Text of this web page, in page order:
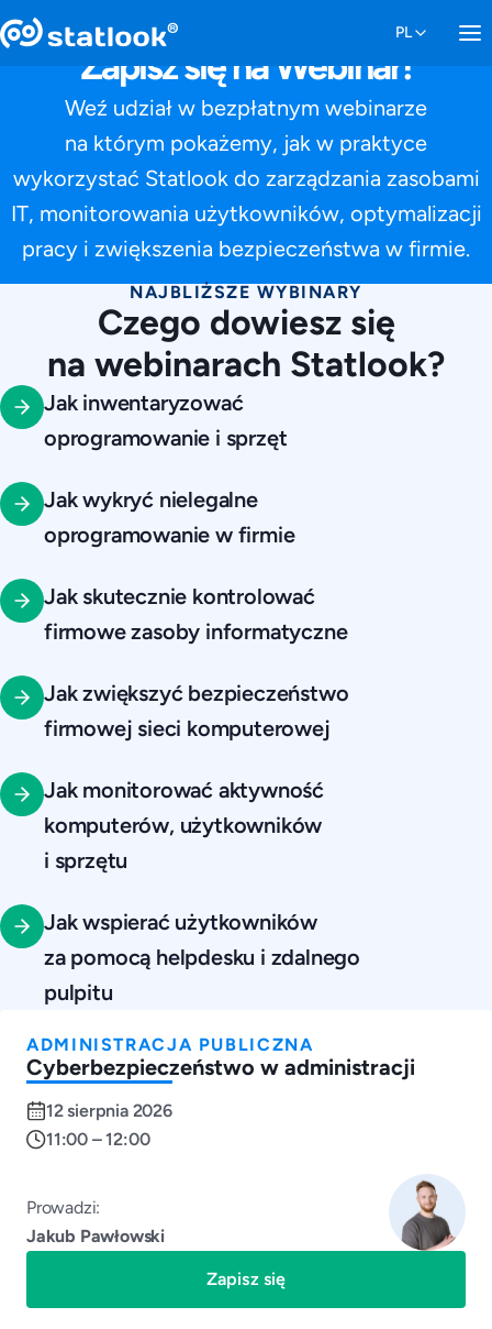
Zapisz się na Webinar!
Weź udział w bezpłatnym webinarze
na którym pokażemy, jak w praktyce
wykorzystać Statlook do zarządzania zasobami
IT, monitorowania użytkowników, optymalizacji
pracy i zwiększenia bezpieczeństwa w firmie.
NAJBLIŻSZE WYBINARY
Czego dowiesz się
na webinarach Statlook?
Jak inwentaryzować
oprogramowanie i sprzęt
Jak wykryć nielegalne
oprogramowanie w firmie
Jak skutecznie kontrolować
firmowe zasoby informatyczne
Jak zwiększyć bezpieczeństwo
firmowej sieci komputerowej
Jak monitorować aktywność
komputerów, użytkowników
i sprzętu
Jak wspierać użytkowników
za pomocą helpdesku i zdalnego
pulpitu
ADMINISTRACJA PUBLICZNA
Cyberbezpieczeństwo w administracji
12 sierpnia 2026
11:00 – 12:00
Prowadzi:
Jakub Pawłowski
Zapisz się